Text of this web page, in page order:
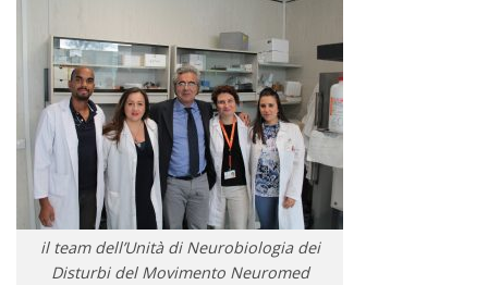
il team dell’Unità di Neurobiologia dei
Disturbi del Movimento Neuromed